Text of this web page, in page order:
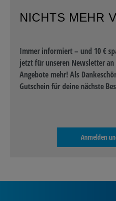
NICHTS MEHR
Immer informiert – und 10 €
jetzt für unseren Newsletter
Angebote mehr! Als
Gutschein für deine nächste
Anmelden